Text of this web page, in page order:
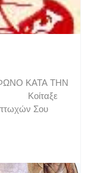
ΚΑΤΑ ΤΗΝ
Κοίταξε
πτωχών Σου